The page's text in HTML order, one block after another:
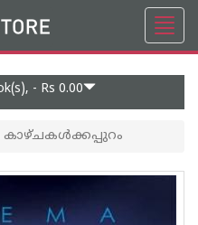
- Rs 0.00
കാഴ്ചകൾക്കപ്പുറം